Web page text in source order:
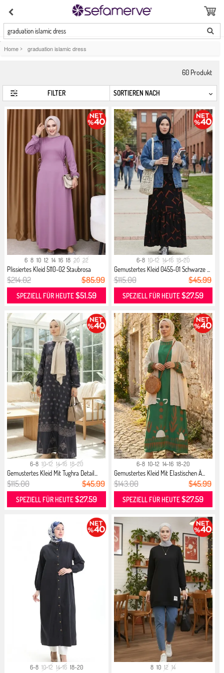
graduation islamic dress
Home > graduation islamic dress
60 Produkt
FILTER
6 8 10 12 14 16 18 20 22
Plissiertes Kleid 5110-02 Staubrosa
$214.02 $85.99
SPEZIELL FÜR HEUTE$51.59
6-8 10-12 14-16 18-20
Gemustertes Kleid 0455-01 Schwarze ...
$115.00 $45.99
SPEZIELL FÜR HEUTE$27.59
6-8 10-12 14-16 18-20
Gemustertes Kleid Mit Tughra Detail...
$115.00 $45.99
SPEZIELL FÜR HEUTE$27.59
6-8 10-12 14-16 18-20
Gemustertes Kleid Mit Elastischen Ä...
$143.00 $45.99
SPEZIELL FÜR HEUTE$27.59
6-8 10-12 14-16 18-20 8 10 12 14